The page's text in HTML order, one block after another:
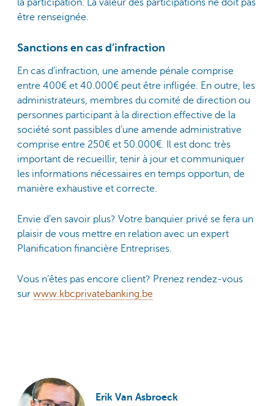
la participation. La valeur des participations ne doit pas
être renseignée.
Sanctions en cas d’infraction
En cas d’infraction, une amende pénale comprise
entre 400€ et 40.000€ peut être infligée. En outre, les
administrateurs, membres du comité de direction ou
personnes participant à la direction effective de la
société sont passibles d’une amende administrative
comprise entre 250€ et 50.000€. Il est donc très
important de recueillir, tenir à jour et communiquer
les informations nécessaires en temps opportun, de
manière exhaustive et correcte.
Envie d’en savoir plus? Votre banquier privé se fera un
plaisir de vous mettre en relation avec un expert
Planification financière Entreprises.
Vous n’êtes pas encore client? Prenez rendez-vous
sur www.kbcprivatebanking.be
Erik Van Asbroeck